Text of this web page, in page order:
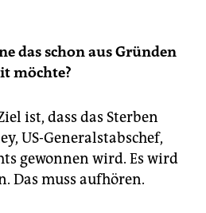
das schon aus Gründen
möchte?
ist, dass das Sterben
US-Generalstabschef,
gewonnen wird. Es wird
Das muss aufhören.